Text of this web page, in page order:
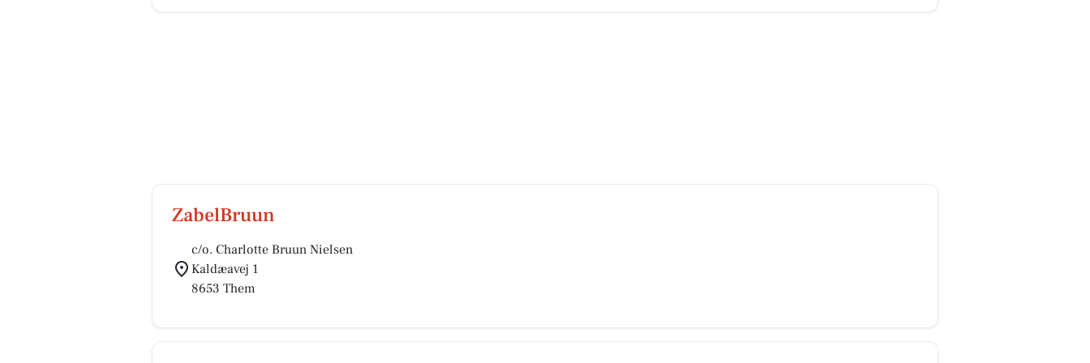
ZabelBruun
c/o. Charlotte Bruun Nielsen
Kaldæavej 1
8653 Them